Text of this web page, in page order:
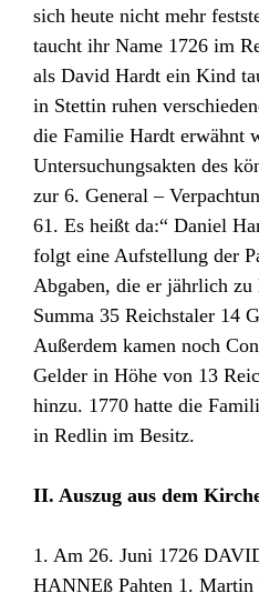
sich heute nicht mehr
taucht ihr Name 1726 im
als David Hardt ein Kind
in Stettin ruhen
die Familie Hardt erwähnt
Untersuchungsakten des
zur 6. General –
61. Es heißt da:“ Daniel
folgt eine Aufstellung der
Abgaben, die er jährlich
Summa 35 Reichstaler 14
Außerdem kamen noch
Gelder in Höhe von 13
hinzu. 1770 hatte die
in Redlin im Besitz.
II. Auszug aus dem
1. Am 26. Juni 1726
HANNEß Pahten 1. Martin